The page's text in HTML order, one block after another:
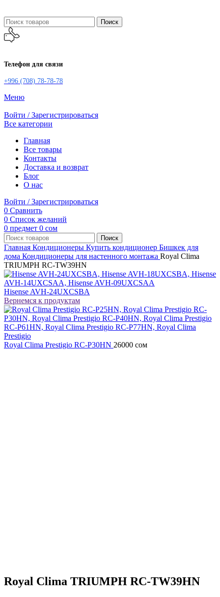
Поиск
Телефон для связи
+996 (708) 78-78-78
Меню
Войти / Зарегистрироваться
Все категории
Главная
Все товары
Контакты
Доставка и возврат
Блог
О нас
Войти / Зарегистрироваться
0 Сравнить
0 Список желаний
0 предмет 0 сом
Поиск
Главная Кондиционеры Купить кондиционер Бишкек для
дома Кондиционеры для настенного монтажа Royal Clima
TRIUMPH RC-TW39HN
Hisense AVH-24UXCSBA
Вернемся к продуктам
Royal Clima Prestigio RC-P30HN 26000 сом
Royal Clima TRIUMPH RC-TW39HN